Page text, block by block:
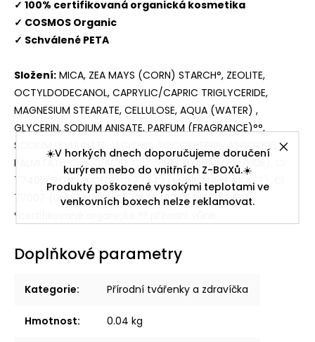
☀️V horkých dnech doporučujeme doručení
kurýrem nebo do vnitřních Z-BOXů.☀️
Produkty poškozené vysokými teplotami ve
venkovních boxech nelze reklamovat.
✓ 100% certifikovaná organická kosmetika
✓ COSMOS Organic
✓ Schválené PETA
Složení: MICA, ZEA MAYS (CORN) STARCH°, ZEOLITE,
OCTYLDODECANOL, CAPRYLIC/CAPRIC TRIGLYCERIDE,
MAGNESIUM STEARATE, CELLULOSE, AQUA (WATER) ,
GLYCERIN, SODIUM ANISATE, PARFUM (FRAGRANCE)°°,
SODIUM LEVULINATE, LECITHIN, TOCOPHEROL, ASCORBYL
PALMITATE, CITRIC ACID, CI 77891 (TITANIUM DIOXIDE), CI
77491 (IRON OXIDES), CI 77742 (MANGANESE VIOLET), CI
77007 (ULTRAMARINES), CI 77492 (IRON OXIDES)
°certifikované organické °° přírodní vůně
Doplňkové parametry
Kategorie: Přírodní tvářenky a zdravíčka
Hmotnost: 0.04 kg